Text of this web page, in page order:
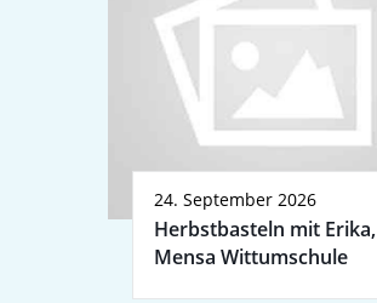
24. September 2026
Herbstbasteln mit Erika,
Mensa Wittumschule